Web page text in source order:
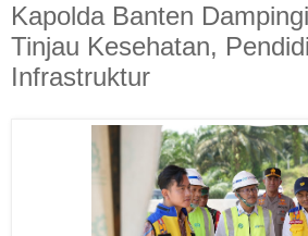
Kapolda Banten
Tinjau Kesehatan,
Infrastruktur